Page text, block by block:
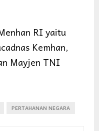
RI yaitu
Kemhan,
Mayjen TNI
PERTAHANAN NEGARA